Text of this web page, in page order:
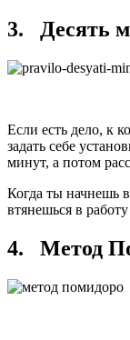
3. Десять
Если есть дело, к
задать себе
минут, а потом
Когда ты начнешь
втянешься в
4. Метод